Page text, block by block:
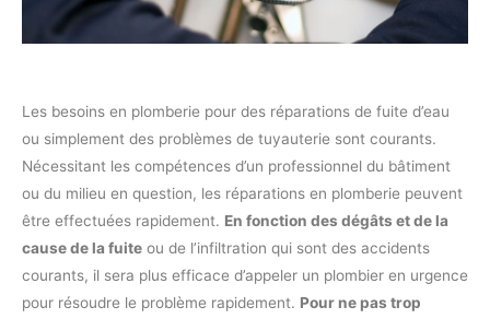
Les besoins en plomberie pour des réparations de fuite d’eau
ou simplement des problèmes de tuyauterie sont courants.
Nécessitant les compétences d’un professionnel du bâtiment
ou du milieu en question, les réparations en plomberie peuvent
être effectuées rapidement. En fonction des dégâts et de la
cause de la fuite ou de l’infiltration qui sont des accidents
courants, il sera plus efficace d’appeler un plombier en urgence
pour résoudre le problème rapidement. Pour ne pas trop